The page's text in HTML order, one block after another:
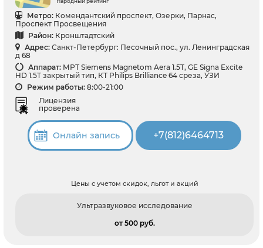
Метро: Комендантский проспект, Озерки, Парнас,
Проспект Просвещения
Район: Кронштадтский
Адрес: Санкт-Петербург: Песочный пос., ул. Ленинградская
д 68
Аппарат: МРТ Siemens Magnetom Aera 1.5T, GE Signa Excite
HD 1.5T закрытый тип, КТ Philips Brilliance 64 среза, УЗИ
Режим работы: 8:00-21:00
Лицензия
проверена
Онлайн запись +7(812)6464713
Цены с учетом скидок, льгот и акций
Ультразвуковое исследование
от 500 pуб.